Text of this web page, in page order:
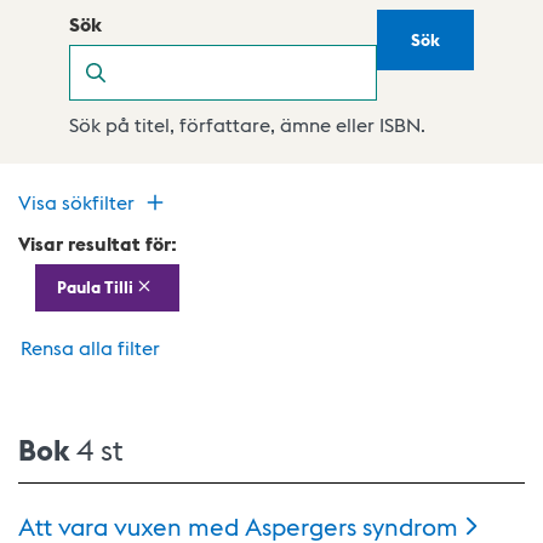
Sök
Sök
Sök på titel, författare, ämne eller ISBN.
Visa sökfilter
Visar resultat för:
Paula Tilli
Rensa alla filter
Bok4 st
Att vara vuxen med Aspergerssyndrom